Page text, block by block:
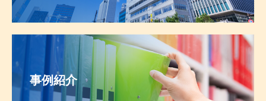
事例紹介